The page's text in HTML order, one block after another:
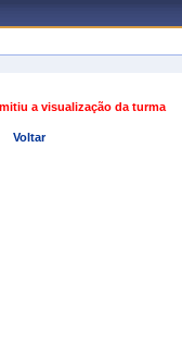
a visualização da turma
Voltar